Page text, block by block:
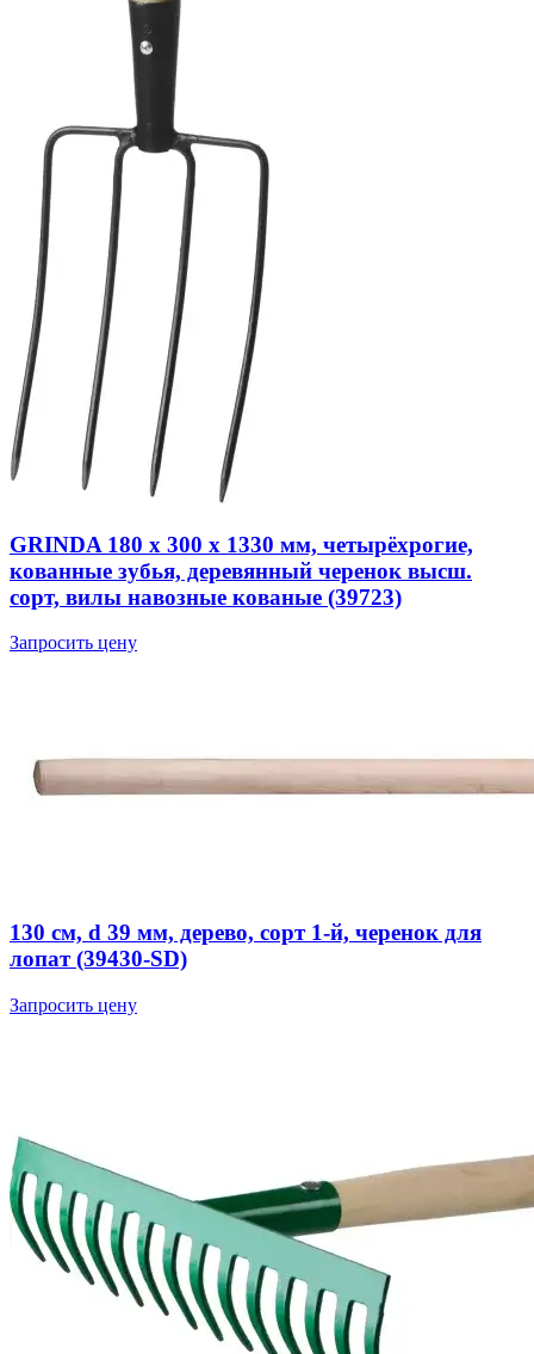
GRINDA 180 х 300 х 1330 мм, четырёхрогие,
кованные зубья, деревянный черенок высш.
сорт, вилы навозные кованые (39723)
Запросить цену
130 см, d 39 мм, дерево, сорт 1-й, черенок для
лопат (39430-SD)
Запросить цену